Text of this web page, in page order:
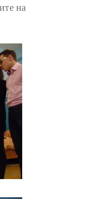
на